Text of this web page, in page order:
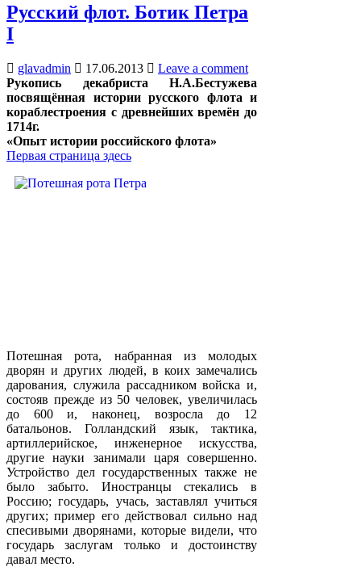
Русский флот. Ботик Петра
I
glavadmin 17.06.2013
Leave a comment
Рукопись декабриста Н.А.Бестужева
посвящённая истории русского флота и
кораблестроения с древнейших времён до
1714г.
«Опыт истории российского флота»
Первая страница здесь
Потешная рота, набранная из молодых
дворян и других людей, в коих замечались
дарования, служила рассадником войска и,
состояв прежде из 50 человек, увеличилась
до 600 и, наконец, возросла до 12
батальонов. Голландский язык, тактика,
артиллерийское, инженерное искусства,
другие науки занимали царя совершенно.
Устройство дел государственных также не
было забыто. Иностранцы стекались в
Россию; государь, учась, заставлял учиться
других; пример его действовал сильно над
спесивыми дворянами, которые видели, что
государь заслугам только и достоинству
давал место.